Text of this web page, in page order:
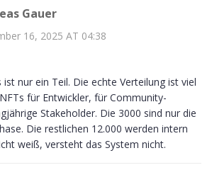
Gauer
16, 2025 AT 04:38
nur ein Teil. Die echte Verteilung ist viel
für Entwickler, für Community-
Stakeholder. Die 3000 sind nur die
Die restlichen 12.000 werden intern
weiß, versteht das System nicht.